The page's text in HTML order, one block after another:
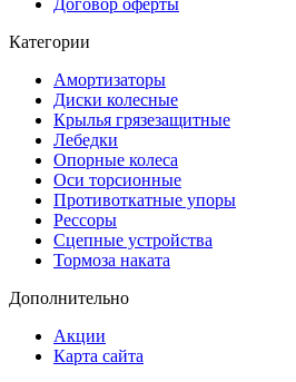
Договор оферты
Категории
Амортизаторы
Диски колесные
Крылья грязезащитные
Лебедки
Опорные колеса
Оси торсионные
Противоткатные упоры
Рессоры
Сцепные устройства
Тормоза наката
Дополнительно
Акции
Карта сайта